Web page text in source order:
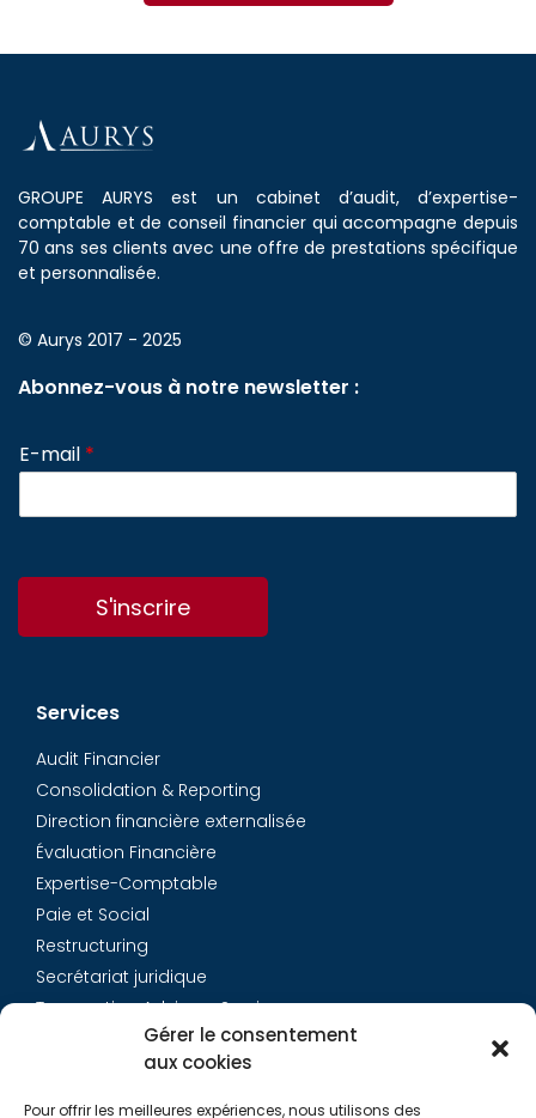
Gérer le consentement
aux cookies
Pour offrir les meilleures expériences, nous utilisons des
GROUPE AURYS est un cabinet d’audit, d’expertise-
comptable et de conseil financier qui accompagne depuis
70 ans ses clients avec une offre de prestations spécifique
et personnalisée.
© Aurys 2017 - 2025
Abonnez-vous à notre newsletter :
E-mail *
S'inscrire
Services
Audit Financier
Consolidation & Reporting
Direction financière externalisée
Évaluation Financière
Expertise-Comptable
Paie et Social
Restructuring
Secrétariat juridique
Transaction Advisory Services